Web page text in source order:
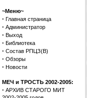
~Меню~
· Главная страница
· Администратор
· Выход
· Библиотека
· Состав РПЦЗ(В)
· Обзоры
· Новости
МЕЧ и ТРОСТЬ 2002-2005:
· АРХИВ СТАРОГО МИТ